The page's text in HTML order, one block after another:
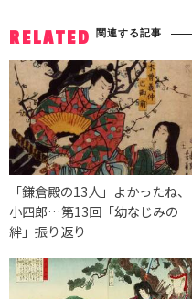
RELATED 関連する記事
「鎌倉殿の13人」よかったね、
小四郎…第13回「幼なじみの
絆」振り返り